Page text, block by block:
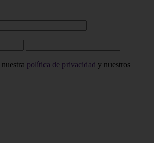
política de privacidad y nuestros